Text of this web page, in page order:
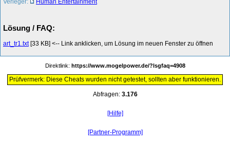
Lösung / FAQ:
art_tr1.txt[33 KB] <-- Link anklicken, um Lösung im neuen Fenster zu öffnen
Direktlink: https://www.mogelpower.de/?lsgfaq=4908
Prüfvermerk: Diese Cheats wurden nicht getestet, sollten aber funktionieren.
Abfragen: 3.176
[Hilfe]
[Partner-Programm]